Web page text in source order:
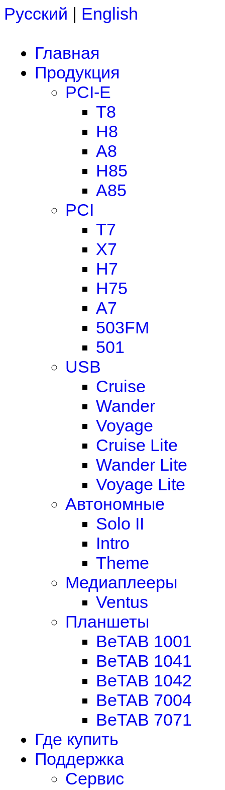
Русский | English
Главная
Продукция
PCI-E
T8
H8
A8
H85
A85
PCI
T7
X7
H7
H75
A7
503FM
501
USB
Cruise
Wander
Voyage
Cruise Lite
Wander Lite
Voyage Lite
Автономные
Solo II
Intro
Theme
Медиаплееры
Ventus
Планшеты
BeTAB 1001
BeTAB 1041
BeTAB 1042
BeTAB 7004
BeTAB 7071
Где купить
Поддержка
Сервис